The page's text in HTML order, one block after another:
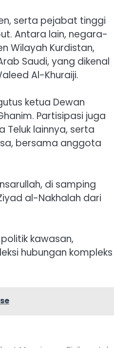
serta pejabat tinggi
Antara lain, negara-
Wilayah Kurdistan,
Saudi, yang dikenal
Al-Khuraiji.
ketua Dewan
Partisipasi juga
Teluk lainnya, serta
bersama anggota
di samping
al-Nakhalah dari
kawasan,
hubungan kompleks